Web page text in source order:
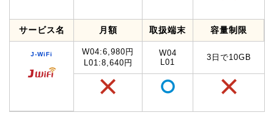
サービス名 月額 取扱端末 容量制限
J-WiFi
W04:6,980円
L01:8,640円
W04
L01
3日で10GB